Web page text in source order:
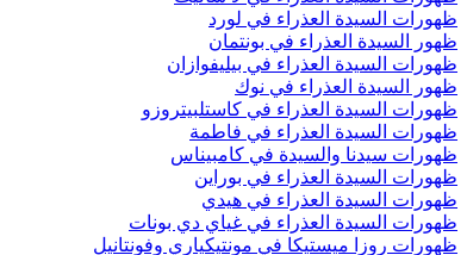
ظهورات السيدة العذراء في لورد
ظهور السيدة العذراء في بونتمان
ظهورات السيدة العذراء في بيليفوازان
ظهور السيدة العذراء في نوك
ظهورات السيدة العذراء في كاستلبيتروزو
ظهورات السيدة العذراء في فاطمة
ظهورات سيدنا والسيدة في كامبيناس
ظهورات السيدة العذراء في بوراين
ظهورات السيدة العذراء في هيدي
ظهورات السيدة العذراء في غياي دي بونات
ظهورات روزا ميستيكا في مونتيكياري وفونتانيل